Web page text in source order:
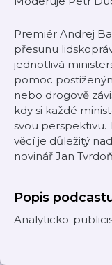
Premiér Andrej
přesunu
jednotlivá
pomoc
nebo drogově
kdy si každé
svou perspektivu.
věcí je důležitý
novinář Jan
Popis
Analyticko-